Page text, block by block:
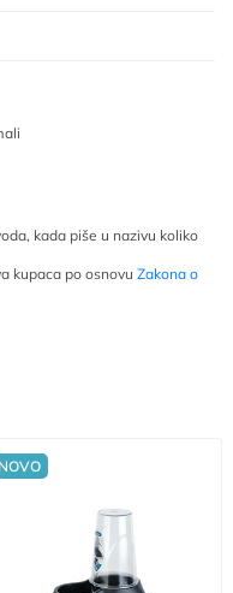
kada piše u nazivu koliko
kupaca po osnovu Zakona o
NOVO